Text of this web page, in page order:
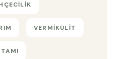
VERMIKÜLIT